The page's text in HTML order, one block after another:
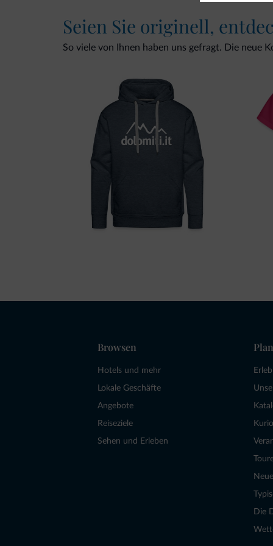
Seien Sie originell,
So viele von Ihnen haben uns gefragt. Die neue
Browsen
Hotels und mehr
Lokale Geschäfte
Angebote
Reiseziele
Sehen und Erleben
Die